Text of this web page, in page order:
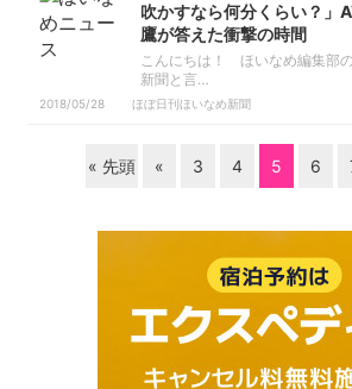
吹かすなら何分くらい？」
鷹が答えた衝撃の時間
こんにちは！ ほいなめ編集部
新聞と言…
2018/05/28 ほぼ日刊ほいなめ新聞
« 先頭 « 3 4 5 6